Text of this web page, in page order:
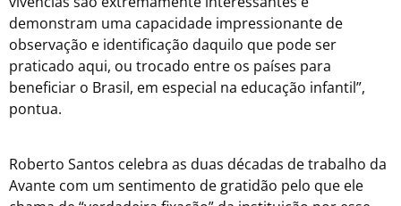
demonstram uma capacidade impressionante de
observação e identificação daquilo que pode ser
praticado aqui, ou trocado entre os países para
beneficiar o Brasil, em especial na educação infantil”,
pontua.
Roberto Santos celebra as duas décadas de trabalho da
Avante com um sentimento de gratidão pelo que ele